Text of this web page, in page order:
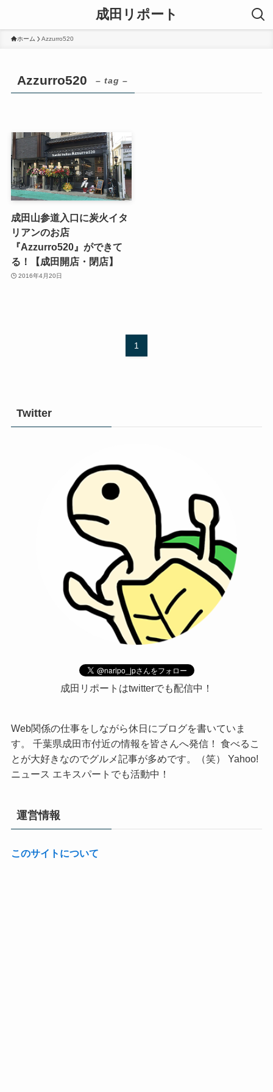
成田リポート
ホーム Azzurro520
Azzurro520 – tag –
成田山参道入口に炭火イタ
リアンのお店
『Azzurro520』ができて
る！【成田開店・閉店】
2016年4月20日
1
Twitter
成田リポートはtwitterでも配信中！
Web関係の仕事をしながら休日にブログを書いていま
す。 千葉県成田市付近の情報を皆さんへ発信！ 食べるこ
とが大好きなのでグルメ記事が多めです。（笑） Yahoo!
ニュース エキスパートでも活動中！
運営情報
このサイトについて